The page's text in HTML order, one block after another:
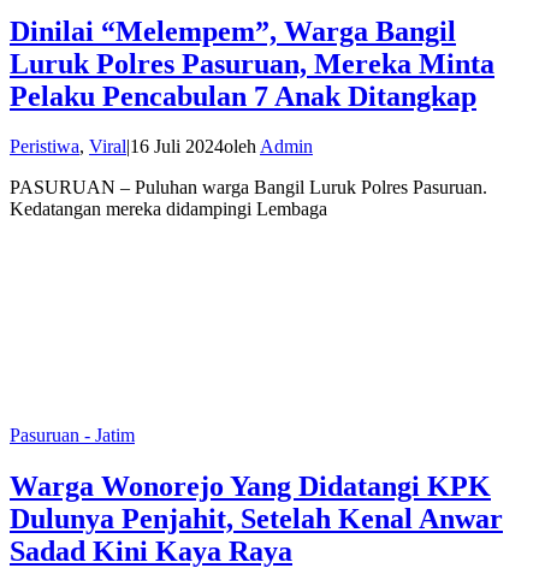
Dinilai “Melempem”, Warga Bangil
Luruk Polres Pasuruan, Mereka Minta
Pelaku Pencabulan 7 Anak Ditangkap
Peristiwa, Viral|16 Juli 2024olehAdmin
PASURUAN – Puluhan warga Bangil Luruk Polres Pasuruan.
Kedatangan mereka didampingi Lembaga
Pasuruan - Jatim
Warga Wonorejo Yang Didatangi KPK
Dulunya Penjahit, Setelah Kenal Anwar
Sadad Kini Kaya Raya